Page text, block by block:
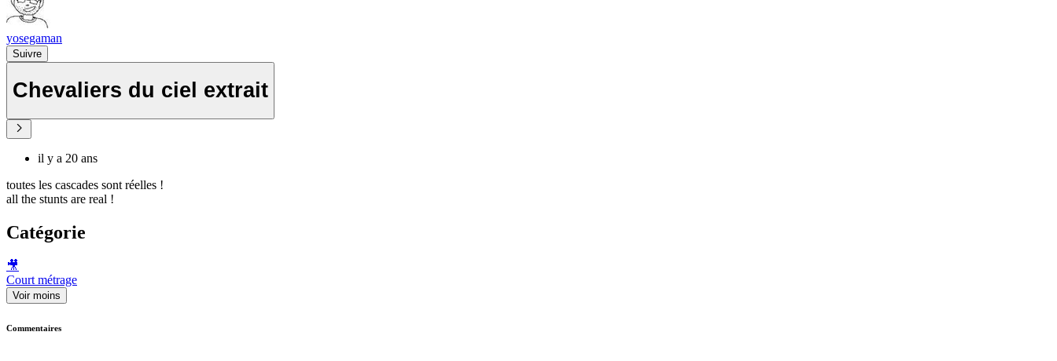
yosegaman
Suivre
Chevaliers du ciel extrait
il y a 20 ans
toutes les cascades sont réelles !
all the stunts are real !
Catégorie
🎥
Court métrage
Voir moins
Commentaires